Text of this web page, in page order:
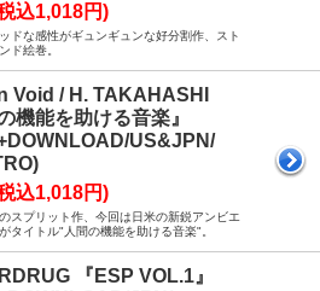
込1,018円)
ドな感性がギュンギュンな好分割作、スト
ド絵巻。
Void / H. TAKAHASHI
機能を助ける音楽』
US&JPN/
込1,018円)
スプリット作、今回は日米の新鋭アンビエ
タイトル"人間の機能を助ける音楽"。
『ESP VOL.1』